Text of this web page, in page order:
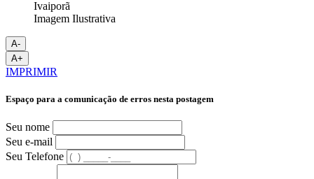
Imagem Ilustrativa
A-
A+
IMPRIMIR
Espaço para a comunicação de erros nesta postagem
Seu nome
Seu e-mail
Seu Telefone